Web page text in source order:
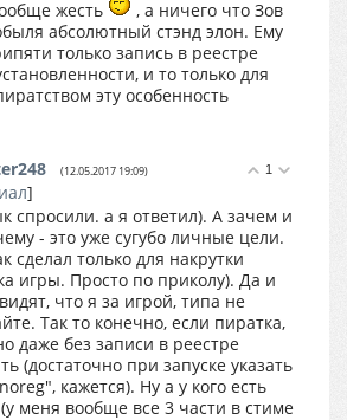
жесть
, а ничего что Зов
абсолютный стэнд элон. Ему
только запись в реестре
и то только для
эту особенность
1
(12.05.2017 19:09)
]
спросили. а я ответил). А зачем и
- это уже сугубо личные цели.
сделал только для накрутки
игры. Просто по приколу). Да и
что я за игрой, типа не
Так то конечно, если пиратка,
даже без записи в реестре
(достаточно при запуске указать
кажется). Ну а у кого есть
меня вообще все 3 части в стиме